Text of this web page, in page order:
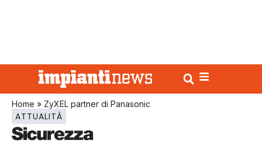
Home » ZyXEL partner di Panasonic
ATTUALITÀ